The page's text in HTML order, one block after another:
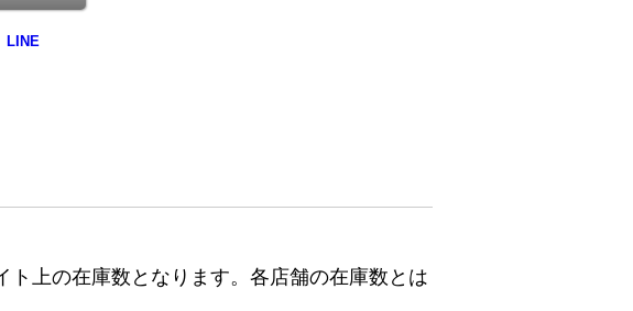
上の在庫数となります。各店舗の在庫数とは